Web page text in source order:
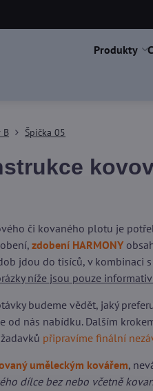
Produkty
B Špička 05
či kovaného plotu je
zdobení HARMONY
jdou do tisíců, v
níže jsou pouze
budeme vědět, jaký
nás nabídku. Dalším
připravíme finální
uměleckým kovářem,
dílce bez nebo včetně